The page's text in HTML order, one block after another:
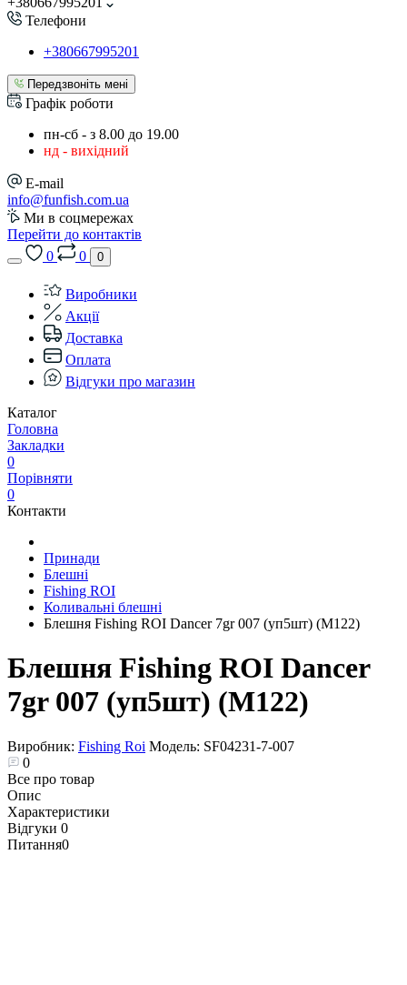
Телефони
+380667995201
Передзвоніть мені
Графік роботи
пн-сб - з 8.00 до 19.00
нд - вихідний
E-mail
info@funfish.com.ua
Ми в соцмережах
Перейти до контактів
0
0 0
Виробники
Акції
Доставка
Оплата
Відгуки про магазин
Каталог
Головна
Закладки
0
Порівняти
0
Контакти
Принади
Блешні
Fishing ROI
Коливальні блешні
Блешня Fishing ROI Dancer 7gr 007 (уп5шт) (M122)
Блешня Fishing ROI Dancer
7gr 007 (уп5шт) (M122)
Виробник: Fishing Roi Модель: SF04231-7-007
0
Все про товар
Опис
Характеристики
Відгуки 0
Питання0